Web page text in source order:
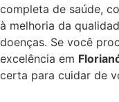
completa de saúde,
à melhoria da
doenças. Se você
excelência em
certa para cuidar de